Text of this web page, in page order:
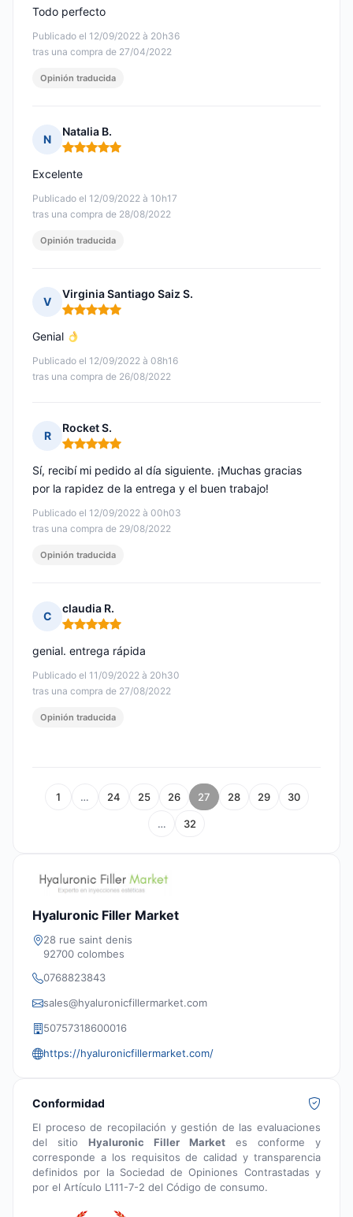
Publicado el 12/09/2022 à 20h36
tras una compra de 27/04/2022
Todo perfecto
Opinión traducida
N
Natalia B.
Nota: 5 de 5
Publicado el 12/09/2022 à 10h17
tras una compra de 28/08/2022
Excelente
Opinión traducida
V
Virginia Santiago Saiz S.
Nota: 5 de 5
Publicado el 12/09/2022 à 08h16
tras una compra de 26/08/2022
Genial
R
Rocket S.
Nota: 5 de 5
Publicado el 12/09/2022 à 00h03
tras una compra de 29/08/2022
Sí, recibí mi pedido al día siguiente. ¡Muchas gracias
por la rapidez de la entrega y el buen trabajo!
Opinión traducida
C
claudia R.
Nota: 5 de 5
Publicado el 11/09/2022 à 20h30
tras una compra de 27/08/2022
genial. entrega rápida
Opinión traducida
1 … 24 25 26 27 28 29 30
… 32
Hyaluronic Filler Market
28 rue saint denis
92700 colombes
0768823843
sales@hyaluronicfillermarket.com
50757318600016
https://hyaluronicfillermarket.com/
Conformidad
El proceso de recopilación y gestión de las evaluaciones
del sitio Hyaluronic Filler Market es conforme y
corresponde a los requisitos de calidad y transparencia
definidos por la Sociedad de Opiniones Contrastadas y
por el Artículo L111-7-2 del Código de consumo.